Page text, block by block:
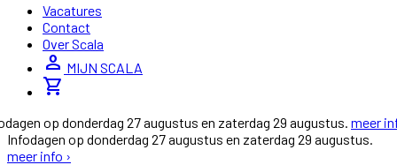
Vacatures
Contact
Over Scala
person MIJN SCALA
shopping_cart
op donderdag 27 augustus en zaterdag 29 augustus. meer
Infodagen op donderdag 27 augustus en zaterdag 29 augustus.
meer info ›